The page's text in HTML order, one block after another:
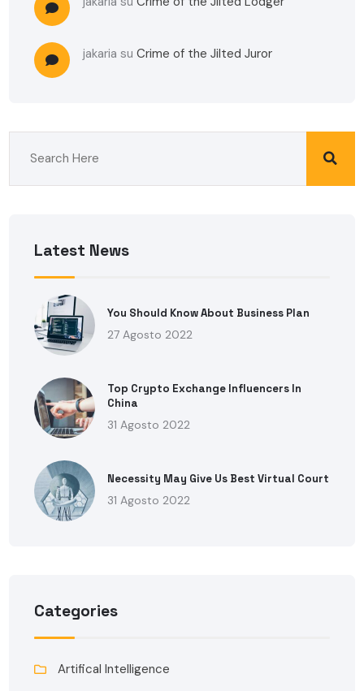
jakaria suCrime of the Jilted Juror
Latest News
You Should Know About Business Plan
27 Agosto 2022
Top Crypto Exchange Influencers In
China
31 Agosto 2022
Necessity May Give Us Best Virtual Court
31 Agosto 2022
Categories
Artifical Intelligence